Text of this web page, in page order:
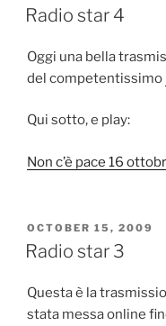
ON
Radio star 4
Oggi una bella
del competentissimo
Qui sotto, e play:
Non c’è pace 16
POSTED
ON
OCTOBER 15, 2009
Radio star 3
Questa è la
stata messa online